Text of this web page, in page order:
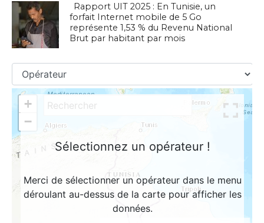
Rapport UIT 2025 : En Tunisie, un
forfait Internet mobile de 5 Go
représente 1,53 % du Revenu National
Brut par habitant par mois